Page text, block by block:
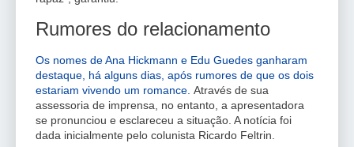
Rumores do relacionamento
Os nomes de Ana Hickmann e Edu Guedes ganharam
destaque, há alguns dias, após rumores de que os dois
estariam vivendo um romance. Através de sua
assessoria de imprensa, no entanto, a apresentadora
se pronunciou e esclareceu a situação. A notícia foi
dada inicialmente pelo colunista Ricardo Feltrin.